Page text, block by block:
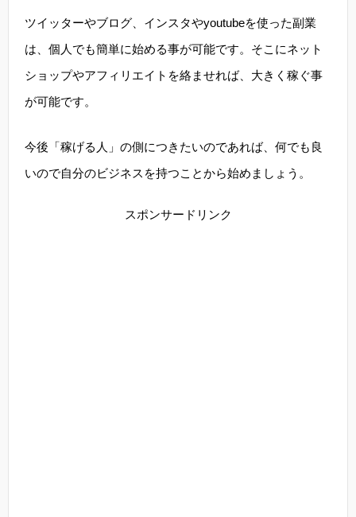
ツイッターやブログ、インスタやyoutubeを使った副業
は、個人でも簡単に始める事が可能です。そこにネット
ショップやアフィリエイトを絡ませれば、大きく稼ぐ事
が可能です。
今後「稼げる人」の側につきたいのであれば、何でも良
いので自分のビジネスを持つことから始めましょう。
スポンサードリンク